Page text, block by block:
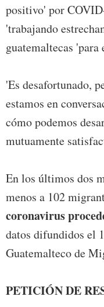
positivo' por
'trabajando
guatemaltecas 'para
'Es desafortunado,
estamos en
cómo podemos
mutuamente
En los últimos dos
menos a 102
coronavirus
datos difundidos el
Guatemalteco de
PETICIÓN DE